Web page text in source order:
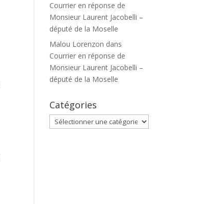
Courrier en réponse de
Monsieur Laurent Jacobelli –
député de la Moselle
Malou Lorenzon dans
Courrier en réponse de
Monsieur Laurent Jacobelli –
député de la Moselle
Catégories
Catégories